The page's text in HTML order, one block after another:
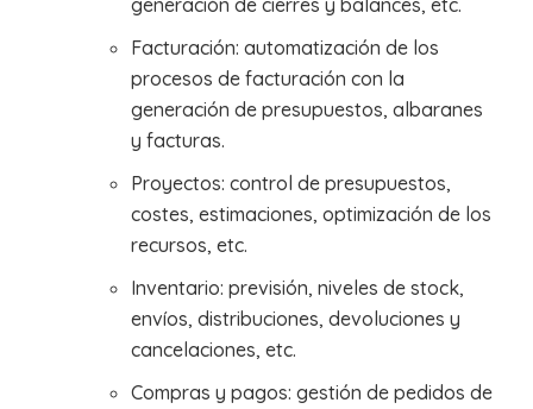
Facturación: automatización de los
procesos de facturación con la
generación de presupuestos, albaranes
y facturas.
Proyectos: control de presupuestos,
costes, estimaciones, optimización de los
recursos, etc.
Inventario: previsión, niveles de stock,
envíos, distribuciones, devoluciones y
cancelaciones, etc.
Compras y pagos: gestión de pedidos de